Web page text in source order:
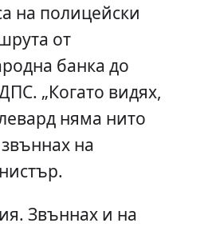
на полицейски
от
банка до
„Когато видях,
няма нито
на
Звъннах и на